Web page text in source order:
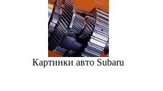
Картинки авто Subaru